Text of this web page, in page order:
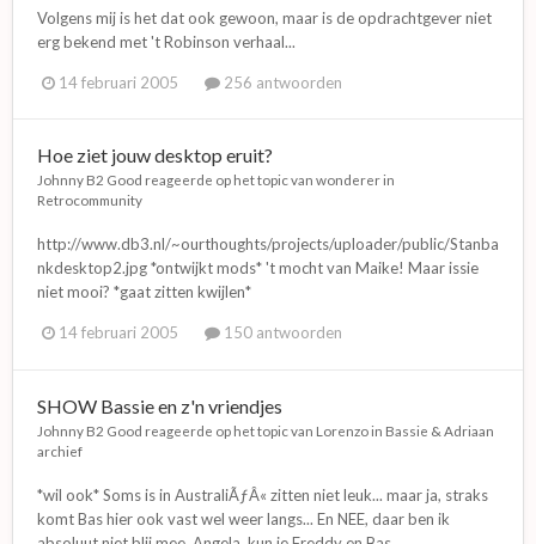
Volgens mij is het dat ook gewoon, maar is de opdrachtgever niet
erg bekend met 't Robinson verhaal...
14 februari 2005 256 antwoorden
Hoe ziet jouw desktop eruit?
Johnny B2 Good reageerde op het topic van wonderer in
Retrocommunity
http://www.db3.nl/~ourthoughts/projects/uploader/public/Stanba
nkdesktop2.jpg *ontwijkt mods* 't mocht van Maike! Maar issie
niet mooi? *gaat zitten kwijlen*
14 februari 2005 150 antwoorden
SHOW Bassie en z'n vriendjes
Johnny B2 Good reageerde op het topic van Lorenzo in Bassie & Adriaan
archief
*wil ook* Soms is in AustraliÃƒÂ« zitten niet leuk... maar ja, straks
komt Bas hier ook vast wel weer langs... En NEE, daar ben ik